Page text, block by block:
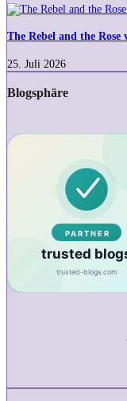
streamen?
The
and
Rose
von
Doyle
The Rebel and the Rose
25. Juli 2026
Blogsphäre